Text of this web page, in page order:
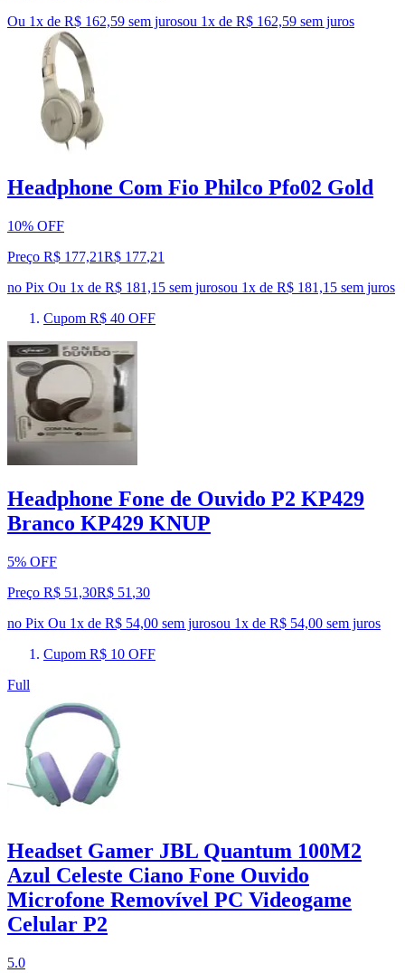
Ou 1x de R$ 162,59 sem jurosou 1x de R$ 162,59 sem juros
Headphone Com Fio Philco Pfo02 Gold
10% OFF
Preço R$ 177,21R$ 177,21
no Pix Ou 1x de R$ 181,15 sem jurosou 1x de R$ 181,15 sem juros
Cupom R$ 40 OFF
Headphone Fone de Ouvido P2 KP429
Branco KP429 KNUP
5% OFF
Preço R$ 51,30R$ 51 ,30
no Pix Ou 1x de R$ 54,00 sem jurosou 1x de R$ 54,00 sem juros
Cupom R$ 10 OFF
Full
Headset Gamer JBL Quantum 100M2
Azul Celeste Ciano Fone Ouvido
Microfone Removível PC Videogame
Celular P2
5.0